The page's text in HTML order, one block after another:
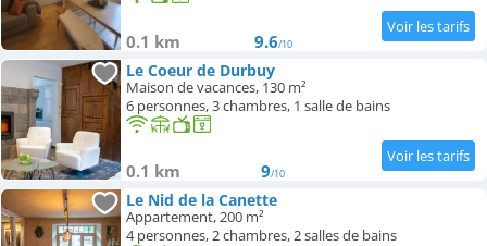
0.1 km 9.6/10
Le Coeur de Durbuy
Maison de vacances, 130 m²
6 personnes, 3 chambres, 1 salle de bains
0.1 km 9/10
Le Nid de la Canette
Appartement, 200 m²
4 personnes, 2 chambres, 2 salles de bains